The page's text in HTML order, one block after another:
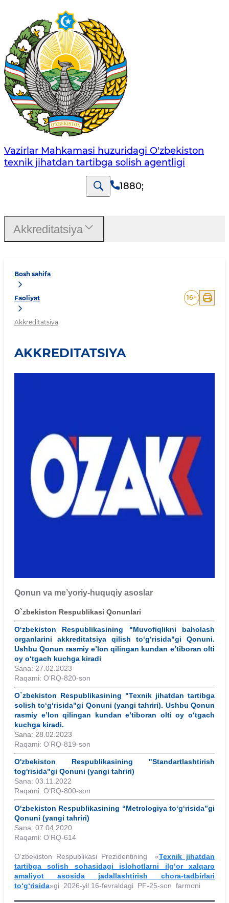
Vazirlar Mahkamasi huzuridagi O'zbekiston
texnik jihatdan tartibga solish agentligi
1880;
Bosh sahifa
Faoliyat
Akkreditatsiya
16+
AKKREDITATSIYA
Qonun va me’yoriy-huquqiy asoslar
O`zbekiston Respublikasi Qonunlari
O‘zbekiston Respublikasining "Muvofiqlikni baholash
organlarini akkreditatsiya qilish to‘g‘risida"gi Qonuni.
Ushbu Qonun rasmiy e’lon qilingan kundan e’tiboran olti
oy o‘tgach kuchga kiradi
Sana: 27.02.2023
Raqami: O‘RQ-820-son
O`zbekiston Respublikasining "Texnik jihatdan tartibga
solish to‘g‘risida"gi Qonuni (yangi tahriri). Ushbu Qonun
rasmiy e’lon qilingan kundan e’tiboran olti oy o‘tgach
kuchga kiradi.
Sana: 28.02.2023
Raqami: O’RQ-819-son
O'zbekiston Respublikasining "Standartlashtirish
tog'risida"gi Qonuni (yangi tahriri)
Sana: 03.11.2022
Raqami: O‘RQ-800-son
O‘zbekiston Respublikasining “Metrologiya to‘g‘risida”gi
Qonuni (yangi tahriri)
Sana: 07.04.2020
Raqami: O‘RQ-614
Oʻzbekiston Respublikasi Prezidentining «Texnik jihatdan
tartibga solish sohasidagi islohotlarni ilgʻor xalqaro
amaliyot asosida jadallashtirish chora-tadbirlari
toʻgʻrisida»gi 2026-yil 16-fevraldagi PF-25-son farmoni
Akkreditatsiya